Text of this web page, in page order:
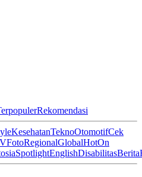
Rekomendasi
KesehatanTeknoOtomotifCek
FotoRegionalGlobalHotOn
SpotlightEnglishDisabilitasBerita